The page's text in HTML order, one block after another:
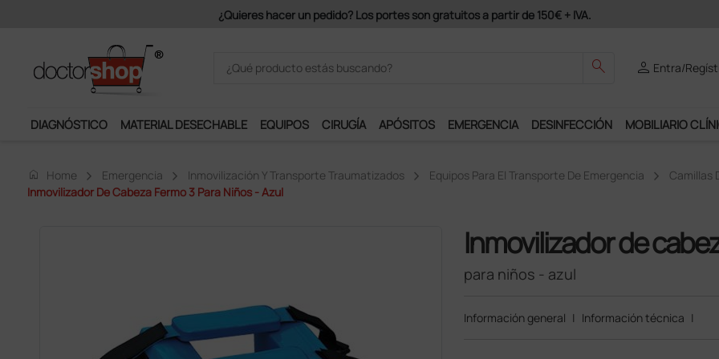
¿Quieres hacer un pedido? Los portes son gratuitos a partir de 150€ + IVA.
search person Entra/
DIAGNÓSTICO MATERIAL DESECHABLE EQUIPOS CIRUGÍA APÓSITOS EMERGENCIA DESINFECCIÓN MOBILIARIO
home Home Emergencia Inmovilización Y Transporte Traumatizados Equipos Para El Transporte De Emergencia
Camillas
Inmovilizador De Cabeza Fermo 3 Para Niños - Azul
Inmovilizador de
para niños - azul
Información general | Información técnica |